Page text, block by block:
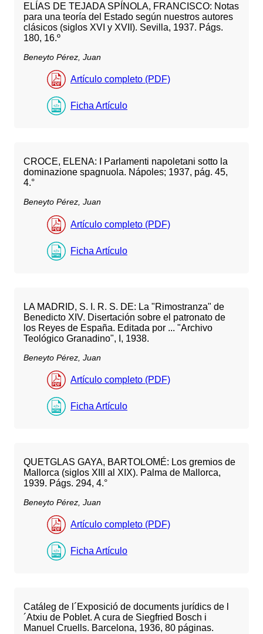
ELÍAS DE TEJADA SPÍNOLA, FRANCISCO: Notas
para una teoría del Estado según nuestros autores
clásicos (siglos XVI y XVII). Sevilla, 1937. Págs.
180, 16.º
Beneyto Pérez, Juan
Artículo completo (PDF)
Ficha Artículo
CROCE, ELENA: I Parlamenti napoletani sotto la
dominazione spagnuola. Nápoles; 1937, pág. 45,
4.°
Beneyto Pérez, Juan
Artículo completo (PDF)
Ficha Artículo
LA MADRID, S. I. R. S. DE: La "Rimostranza" de
Benedicto XIV. Disertación sobre el patronato de
los Reyes de España. Editada por ... "Archivo
Teológico Granadino", I, 1938.
Beneyto Pérez, Juan
Artículo completo (PDF)
Ficha Artículo
QUETGLAS GAYA, BARTOLOMÉ: Los gremios de
Mallorca (siglos XIII al XIX). Palma de Mallorca,
1939. Págs. 294, 4.°
Beneyto Pérez, Juan
Artículo completo (PDF)
Ficha Artículo
Catáleg de l´Exposició de documents jurídics de l
´Atxiu de Poblet. A cura de Siegfried Bosch i
Manuel Cruells. Barcelona, 1936, 80 páginas.